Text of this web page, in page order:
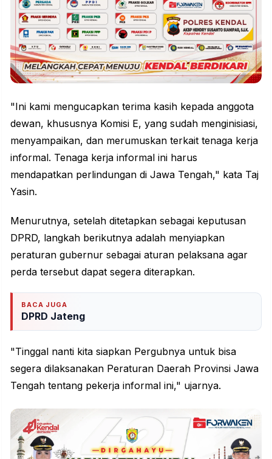
"Ini kami mengucapkan terima kasih kepada anggota
dewan, khususnya Komisi E, yang sudah menginisiasi,
menyampaikan, dan merumuskan terkait tenaga kerja
informal. Tenaga kerja informal ini harus
mendapatkan perlindungan di Jawa Tengah," kata Taj
Yasin.
Menurutnya, setelah ditetapkan sebagai keputusan
DPRD, langkah berikutnya adalah menyiapkan
peraturan gubernur sebagai aturan pelaksana agar
perda tersebut dapat segera diterapkan.
BACA JUGA
DPRD Jateng
"Tinggal nanti kita siapkan Pergubnya untuk bisa
segera dilaksanakan Peraturan Daerah Provinsi Jawa
Tengah tentang pekerja informal ini," ujarnya.